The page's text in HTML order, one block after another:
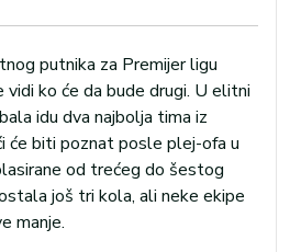
putnika za Premijer ligu
vidi ko će da bude drugi. U elitni
idu dva najbolja tima iz
će biti poznat posle plej-ofa u
od trećeg do šestog
još tri kola, ali neke ekipe
manje.